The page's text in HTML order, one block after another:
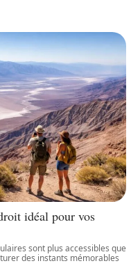
idéal pour vos
sont plus accessibles que
des instants mémorables